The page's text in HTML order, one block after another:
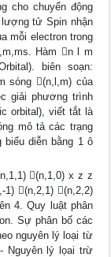
cho chuyển động
tử Spin nhận
mỗi electron trong
Hàm n l m
biên soạn:
sóng (n,l,m) của
giải phương trình
orbital), viết tắt là
mô tả các trạng
biểu diễn bằng 1 ô
(n,1,0) x z z
(n,2,1) (n,2,2)
4. Quy luật phân
Sự phân bố các
nguyên lý loại từ
Nguyên lý lọai trừ